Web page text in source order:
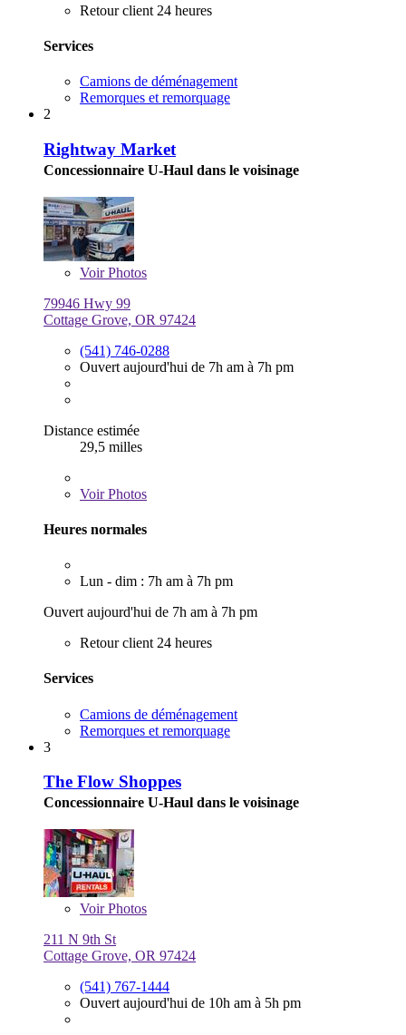
Retour client 24 heures
Services
Camions de déménagement
Remorques et remorquage
2
Rightway Market
Concessionnaire U-Haul dans le voisinage
VoirPhotos
79946 Hwy 99
Cottage Grove, OR 97424
(541) 746-0288
Ouvert aujourd'hui de 7h am à 7h pm
Distance estimée
29,5 milles
VoirPhotos
Heures normales
Lun - dim : 7h am à 7h pm
Ouvert aujourd'hui de 7h am à 7h pm
Retour client 24 heures
Services
Camions de déménagement
Remorques et remorquage
3
The Flow Shoppes
Concessionnaire U-Haul dans le voisinage
VoirPhotos
211 N 9th St
Cottage Grove, OR 97424
(541) 767-1444
Ouvert aujourd'hui de 10h am à 5h pm